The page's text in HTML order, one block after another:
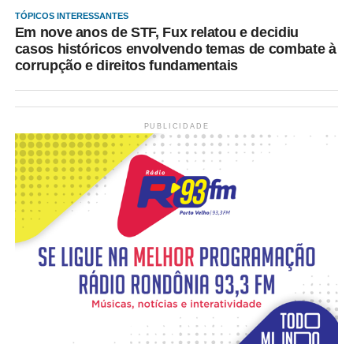
TÓPICOS INTERESSANTES
Em nove anos de STF, Fux relatou e decidiu
casos históricos envolvendo temas de combate à
corrupção e direitos fundamentais
PUBLICIDADE